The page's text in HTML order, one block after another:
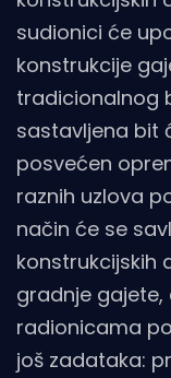
sudionici će
konstrukcije
tradicionalnog
sastavljena bit
posvećen
raznih uzlova
način će se
konstrukcijskih
gradnje gajete,
radionicama
još zadataka: